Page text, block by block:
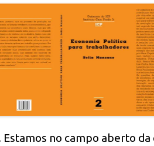
Estamos no campo aberto